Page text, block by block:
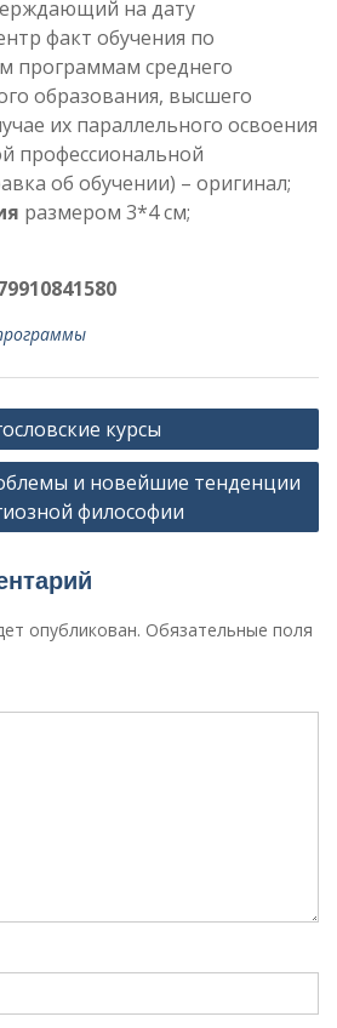
на дату
факт обучения по
программам среднего
образования, высшего
их параллельного освоения
профессиональной
об обучении) – оригинал;
размером 3*4 см;
курсы
и новейшие тенденции
философии
опубликован. Обязательные поля